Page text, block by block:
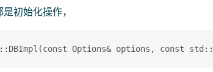
初始化操作，